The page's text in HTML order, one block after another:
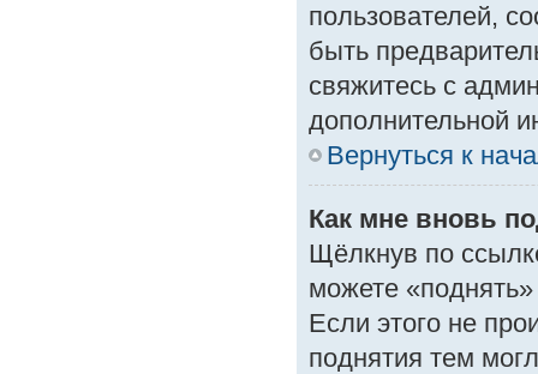
пользователей,
быть
свяжитесь с
дополнительной
Вернуться к
Как мне вновь
Щёлкнув по
можете
Если этого не
поднятия тем